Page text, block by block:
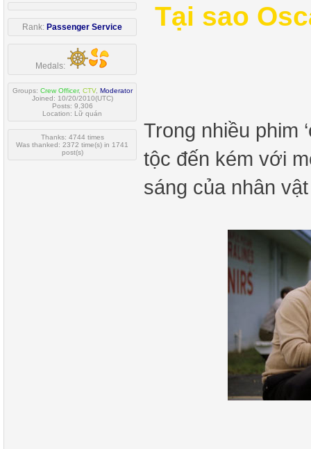
Rank: Passenger Service
Medals:
Groups: Crew Officer, CTV, Moderator
Joined: 10/20/2010(UTC)
Posts: 9,306
Location: Lữ quán
Thanks: 4744 times
Was thanked: 2372 time(s) in 1741
post(s)
Tại sao
Trong nhiều phim
tộc đến kém với
sáng của nhân